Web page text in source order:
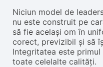
Niciun model de
nu este construit pe
să fie același om în
corect, previzibil și să
Integritatea este
toate celelalte calități.